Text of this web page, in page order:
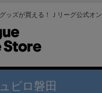
ッズが買える！Ｊリーグ公式オ
ビロ磐田